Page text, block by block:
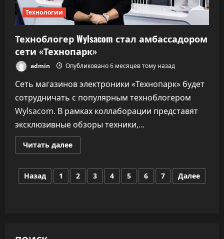
Технологии
Техноблогер Wylsacom стал амбассадором
сети «Технопарк»
admin Опубликовано 6 месяцев тому назад
Сеть магазинов электроники «Технопарк» будет
сотрудничать с популярным техноблогером
Wylsacom. В рамках коллаборации представят
эксклюзивные обзоры техники,...
Читать далееПрочитать
больше
Wylsacom
стал
амбассадором
Пагинация
Назад 1 2 3 4 5 6 7 Далее